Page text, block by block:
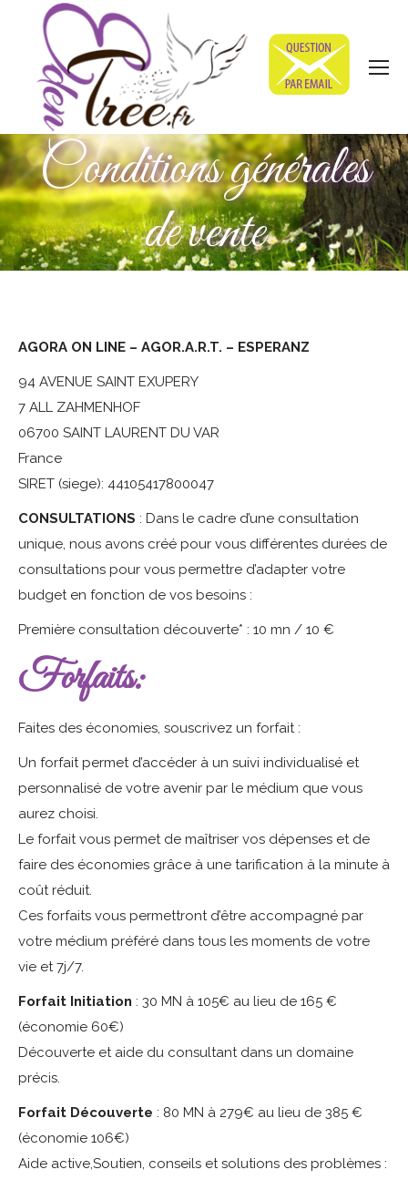
Conditions générales
de vente
AGORA ON LINE – AGOR.A.R.T. – ESPERANZ
94 AVENUE SAINT EXUPERY
7 ALL ZAHMENHOF
06700 SAINT LAURENT DU VAR
France
SIRET (siege): 44105417800047
CONSULTATIONS : Dans le cadre d’une consultation
unique, nous avons créé pour vous différentes durées de
consultations pour vous permettre d’adapter votre
budget en fonction de vos besoins :
Première consultation découverte* : 10 mn / 10 €
Forfaits:
Faites des économies, souscrivez un forfait :
Un forfait permet d’accéder à un suivi individualisé et
personnalisé de votre avenir par le médium que vous
aurez choisi.
Le forfait vous permet de maîtriser vos dépenses et de
faire des économies grâce à une tarification à la minute à
coût réduit.
Ces forfaits vous permettront d’être accompagné par
votre médium préféré dans tous les moments de votre
vie et 7j/7.
Forfait Initiation : 30 MN à 105€ au lieu de 165 €
(économie 60€)
Découverte et aide du consultant dans un domaine
précis.
Forfait Découverte : 80 MN à 279€ au lieu de 385 €
(économie 106€)
Aide active,Soutien, conseils et solutions des problèmes :